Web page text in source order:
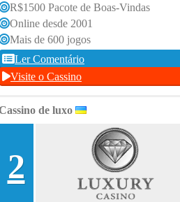
R$1500 Pacote de Boas-Vindas
Online desde 2001
Mais de 600 jogos
Ler Comentário
Visite o Cassino
de luxo
2